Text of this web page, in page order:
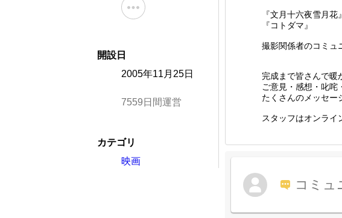
『文月十六夜雪月花』
『コトダマ』
撮影関係者のコミュ
完成まで皆さんで暖
ご意見・感想・叱咤
たくさんのメッセー
スタッフはオンライ
コミュ
開設日
2005年11月25日
7559日間運営
カテゴリ
映画